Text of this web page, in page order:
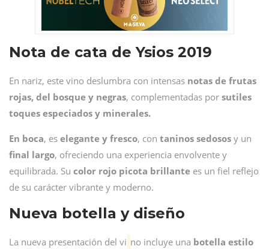
Nota de cata de Ysios 2019
En nariz, este vino deslumbra con intensas notas de frutas
rojas, del bosque y negras, complementadas por sutiles
toques especiados y minerales.
En boca, es elegante y fresco, con taninos sedosos y un
final largo, ofreciendo una experiencia envolvente y
equilibrada. Su color rojo picota brillante es un fiel reflejo
de su carácter vibrante y moderno.
Nueva botella y diseño
La nueva presentación del vi no incluye una botella estilo